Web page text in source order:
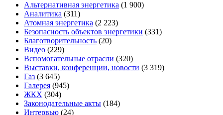
Альтернативная энергетика (1 900)
Аналитика (311)
Атомная энергетика (2 223)
Безопасность объектов энергетики (331)
Благотворительность (20)
Видео (229)
Вспомогательные отрасли (320)
Выставки, конференции, новости (3 319)
Газ (3 645)
Галерея (945)
ЖКХ (304)
Законодательные акты (184)
Интервью (24)